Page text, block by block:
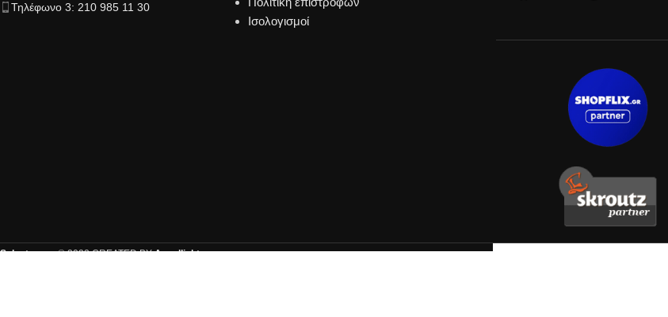
Τηλέφωνο 3: 210 985 11 30
Ισολογισμοί
Salestore.gr© 2022 CREATED BYAngellight.